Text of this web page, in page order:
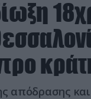
απόδρασης